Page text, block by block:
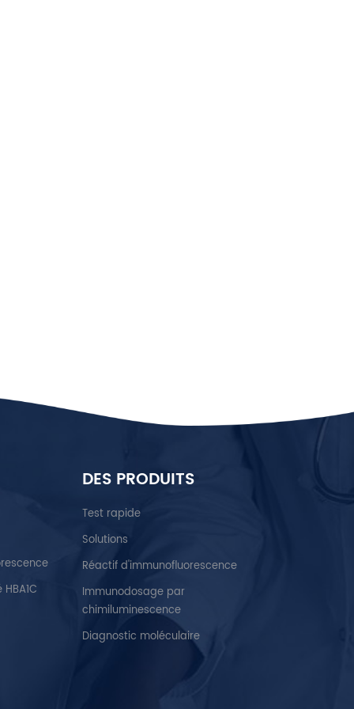
DES PRODUITS
Test rapide
Solutions
Réactif d'immunofluorescence
Immunodosage par
chimiluminescence
Diagnostic moléculaire